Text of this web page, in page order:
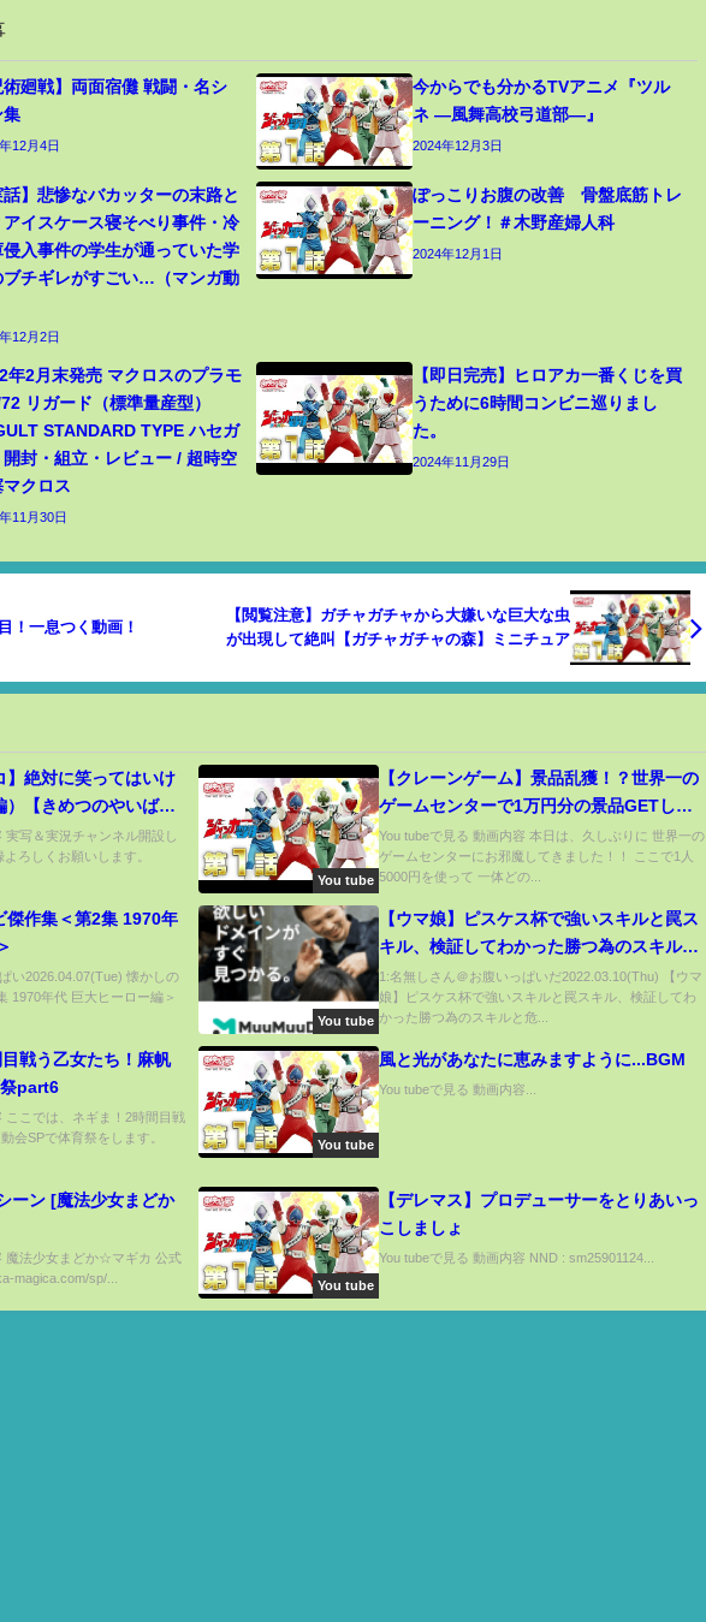
術廻戦】両面宿儺 戦闘・名シ
集
12月4日
今からでも分かるTVアニメ『ツル
ネ ―風舞高校弓道部―』
2024年12月3日
話】悲惨なバカッターの末路と
アイスケース寝そべり事件・冷
侵入事件の学生が通っていた学
ブチギレがすごい…（マンガ動
12月2日
ぽっこりお腹の改善 骨盤底筋トレ
ーニング！＃木野産婦人科
2024年12月1日
年2月末発売 マクロスのプラモ
72 リガード（標準量産型）
STANDARD TYPE ハセガ
開封・組立・レビュー / 超時空
マクロス
11月30日
【即日完売】ヒロアカ一番くじを買
うために6時間コンビニ巡りまし
た。
2024年11月29日
！一息つく動画！
【閲覧注意】ガチャガチャから大嫌いな巨大な虫
が出現して絶叫【ガチャガチャの森】ミニチュア
】絶対に笑ってはいけ
）【きめつのやいば・
・みつり・しのぶ・無
こも・炎・あかざ・
映画・LiSA・考察】
写＆実況チャンネル開設し
ろしくお願いします。
You tube
【クレーンゲーム】景品乱獲！？世界一の
ゲームセンターで1万円分の景品GETして
みた！！ww
You tubeで見る 動画内容 本日は、久しぶりに 世界一の
ゲームセンターにお邪魔してきました！！ ここで1人
5000円を使って 一体どの...
傑作集＜第2集 1970年
い2026.04.07(Tue) 懐かしの
1970年代 巨大ヒーロー編＞
You tube
【ウマ娘】ピスケス杯で強いスキルと罠ス
キル、検証してわかった勝つ為のスキルと
危険なスキルについて解説します！バラン
ス調整であのスキルが強化！新環境勝ち抜
くためのスキル学【ノンストップガール/初
心者】
1:名無しさん＠お腹いっぱいだ2022.03.10(Thu) 【ウマ
娘】ピスケス杯で強いスキルと罠スキル、検証してわ
かった勝つ為のスキルと危...
戦う乙女たち！麻帆
祭part6
ここでは、ネギま！2時間目戦
会SPで体育祭をします。
You tube
風と光があなたに恵みますように...BGM
You tubeで見る 動画内容...
ーン [魔法少女まどか
魔法少女まどか☆マギカ 公式
magica.com/sp/...
You tube
【デレマス】プロデューサーをとりあいっ
こしましょ
You tubeで見る 動画内容 NND : sm25901124...